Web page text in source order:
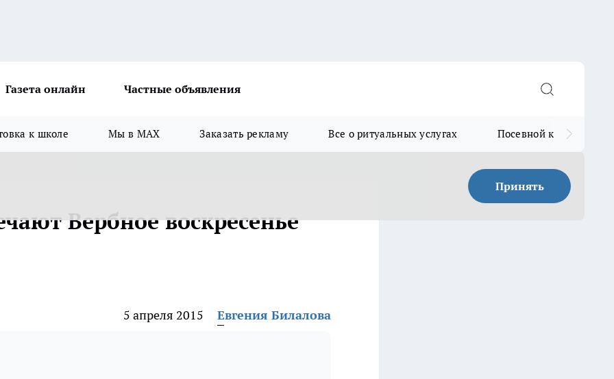
Газета онлайн Частные объявления
к школе Мы в MAX Заказать рекламу Все о ритуальных услугах Посевной календарь
Принять
Вербное воскресенье
5 апреля 2015 Евгения Билалова